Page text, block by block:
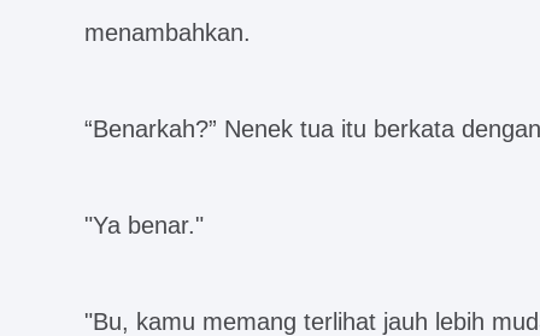
menambahkan.
“Benarkah?” Nenek tua itu berkata
"Ya benar."
"Bu, kamu memang terlihat jauh lebih